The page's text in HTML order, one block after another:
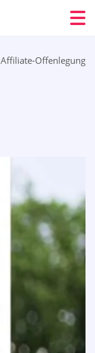
Affiliate-Offenlegung